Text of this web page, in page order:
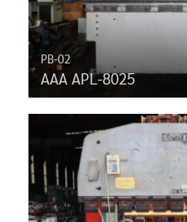
PB-02
AAA APL-8025